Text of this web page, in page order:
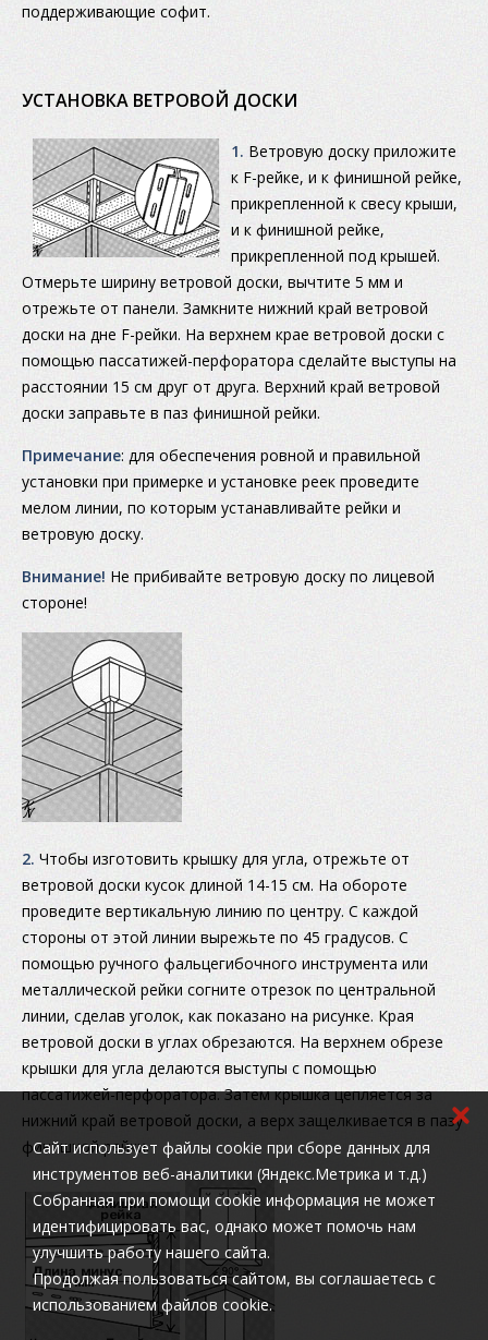
поддерживающие софит.
УCТАНОВКА ВЕТРОВОЙ ДОСКИ
1. Ветровую доску приложите
к F-рейке, и к финишной рейке,
прикрепленной к свесу крыши,
и к финишной рейке,
прикрепленной под крышей.
Отмерьте ширину ветровой доски, вычтите 5 мм и
отрежьте от панели. Замкните нижний край ветровой
доски на дне F-рейки. На верхнем крае ветровой доски с
помощью пассатижей-перфоратора сделайте выступы на
расстоянии 15 см друг от друга. Верхний край ветровой
доски заправьте в паз финишной рейки.
Примечание: для обеспечения ровной и правильной
установки при примерке и установке реек проведите
мелом линии, по которым устанавливайте рейки и
ветровую доску.
Внимание! Не прибивайте ветровую доску по лицевой
стороне!
2. Чтобы изготовить крышку для угла, отрежьте от
ветровой доски кусок длиной 14-15 см. На обороте
проведите вертикальную линию по центру. С каждой
стороны от этой линии вырежьте по 45 градусов. С
помощью ручного фальцегибочного инструмента или
металлической рейки согните отрезок по центральной
линии, сделав уголок, как показано на рисунке. Края
ветровой доски в углах обрезаются. На верхнем обрезе
крышки для угла делаются выступы с помощью
пассатижей-перфоратора. Затем крышка цепляется за
нижний край ветровой доски, а верх защелкивается в пазу
финишной рейки.
Cайт использует файлы cookie при сборе данных для
инструментов веб-аналитики (Яндекс.Метрика и т.д.)
Собранная при помощи cookie информация не может
идентифицировать вас, однако может помочь нам
улучшить работу нашего сайта.
Продолжая пользоваться сайтом, вы соглашаетесь с
использованием файлов cookie.